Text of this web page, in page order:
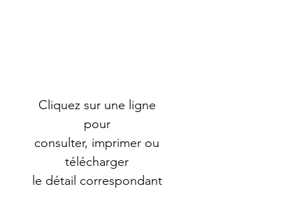
Cliquez sur une ligne
pour
consulter, imprimer ou
télécharger
le détail correspondant